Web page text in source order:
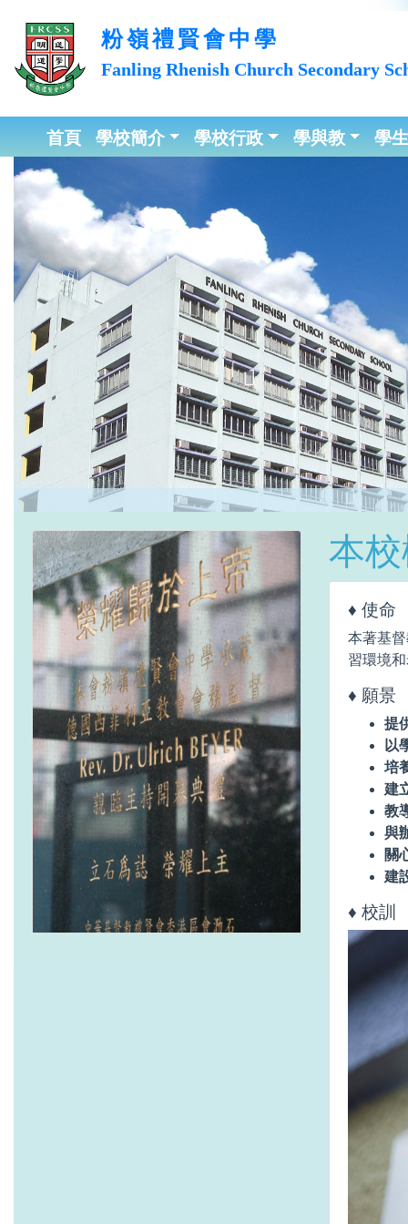
粉嶺禮賢會中學
Fanling Rhenish Church Secondary
首頁 學校簡介 學校行政 學與教 學
本
♦ 使命
本著基
習環境
♦ 願景
提
以
培
建
教
與
關
建
♦ 校訓